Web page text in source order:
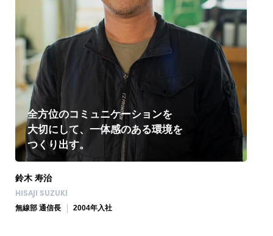
全方位のコミュニケーションを
大切にして、一体感のある環境を
つくり出す。
鈴木 寿治
HISAJI SUZUKI
無線部 通信長 2004年入社